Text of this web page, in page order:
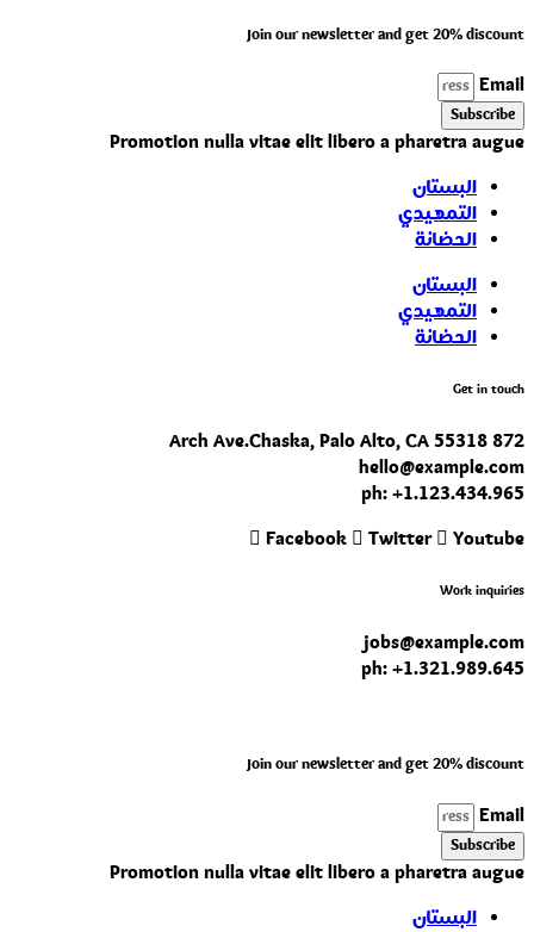
Join our newsletter and get 20% discount
Email
Subscribe
Promotion nulla vitae elit libero a pharetra augue
البستان
التمهيدي
الحضانة
البستان
التمهيدي
الحضانة
Get in touch
872 Arch Ave. Chaska, Palo Alto, CA 55318
hello@example.com
ph: +1.123.434.965
Facebook
Twitter Youtube
Work inquiries
jobs@example.com
ph: +1.321.989.645
Join our newsletter and get 20% discount
Email
Subscribe
Promotion nulla vitae elit libero a pharetra augue
البستان